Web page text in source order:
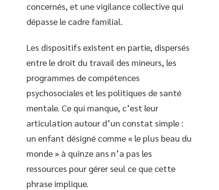
concernés, et une vigilance collective qui
dépasse le cadre familial.
Les dispositifs existent en partie, dispersés
entre le droit du travail des mineurs, les
programmes de compétences
psychosociales et les politiques de santé
mentale. Ce qui manque, c’est leur
articulation autour d’un constat simple :
un enfant désigné comme « le plus beau du
monde » à quinze ans n’a pas les
ressources pour gérer seul ce que cette
phrase implique.